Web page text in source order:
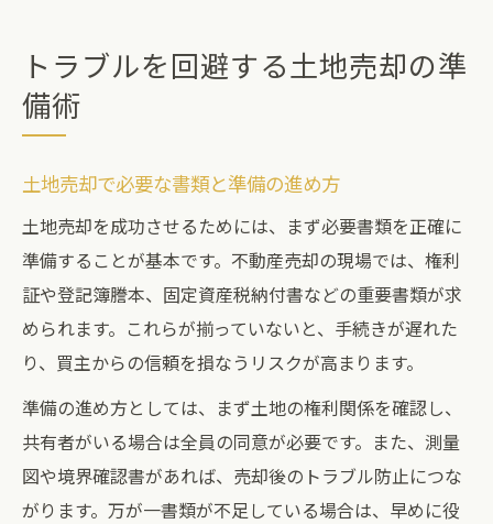
トラブルを回避する土地売却の準
備術
土地売却で必要な書類と準備の進め方
土地売却を成功させるためには、まず必要書類を正確に
準備することが基本です。不動産売却の現場では、権利
証や登記簿謄本、固定資産税納付書などの重要書類が求
められます。これらが揃っていないと、手続きが遅れた
り、買主からの信頼を損なうリスクが高まります。
準備の進め方としては、まず土地の権利関係を確認し、
共有者がいる場合は全員の同意が必要です。また、測量
図や境界確認書があれば、売却後のトラブル防止につな
がります。万が一書類が不足している場合は、早めに役